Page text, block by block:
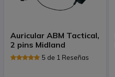
Auricular ABM Tactical,
2 pins Midland
5 de 1 Reseñas